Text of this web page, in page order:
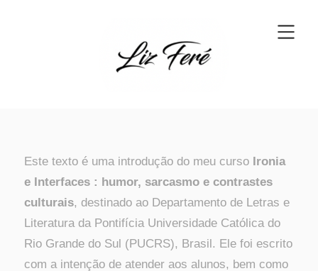
Este texto é uma introdução do meu curso Ironia
e Interfaces : humor, sarcasmo e contrastes
culturais, destinado ao Departamento de Letras e
Literatura da Pontifícia Universidade Católica do
Rio Grande do Sul (PUCRS), Brasil. Ele foi escrito
com a intenção de atender aos alunos, bem como